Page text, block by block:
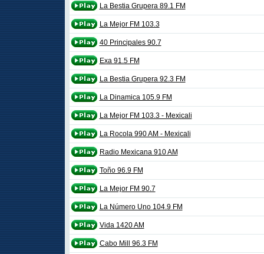
La Bestia Grupera 89.1 FM
La Mejor FM 103.3
40 Principales 90.7
Exa 91.5 FM
La Bestia Grupera 92.3 FM
La Dinamica 105.9 FM
La Mejor FM 103.3 - Mexicali
La Rocola 990 AM - Mexicali
Radio Mexicana 910 AM
Toño 96.9 FM
La Mejor FM 90.7
La Número Uno 104.9 FM
Vida 1420 AM
Cabo Mill 96.3 FM